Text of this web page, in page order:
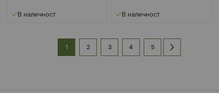
В наличност В наличност
В1 Страница
2 Страница
3 Страница
4 Страница
5